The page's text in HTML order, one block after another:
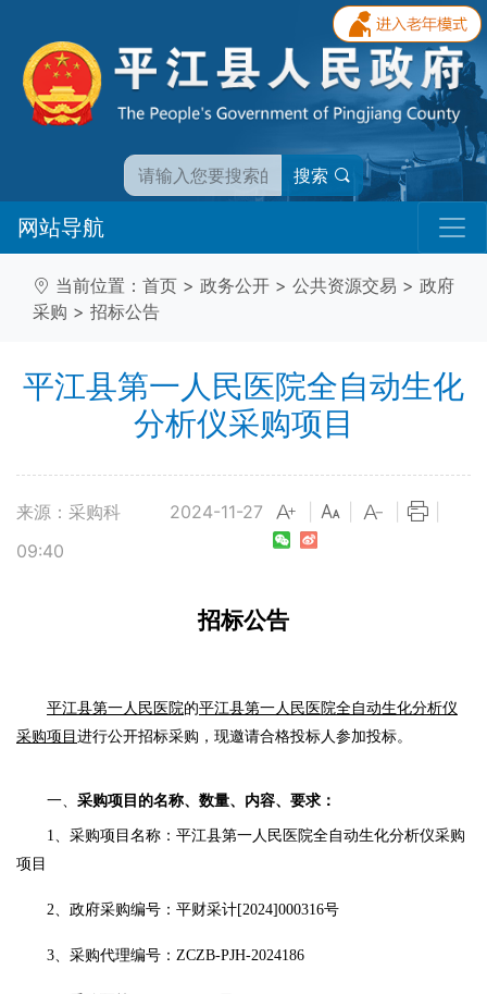
搜索
网站导航
当前位置： 首页 > 政务公开 > 公共资源交易 > 政府
采购 > 招标公告
平江县第一人民医院全自动生化
分析仪采购项目
来源：采购科
2024-11-27
09:40
招标公告
平江县第一人民医院的平江县第一人民医院全自动生化分析仪
采购项目 进行公开招标采购，现邀请合格投标人参加投标。
一、 采购项目的名称、数量、内容、要求：
1、采购项目名称： 平江县第一人民医院全自动生化分析仪采购
项目
2、 政府采购编号：平财采计[2024]000316号
3、 采购代理编号： ZCZB-PJH-2024186